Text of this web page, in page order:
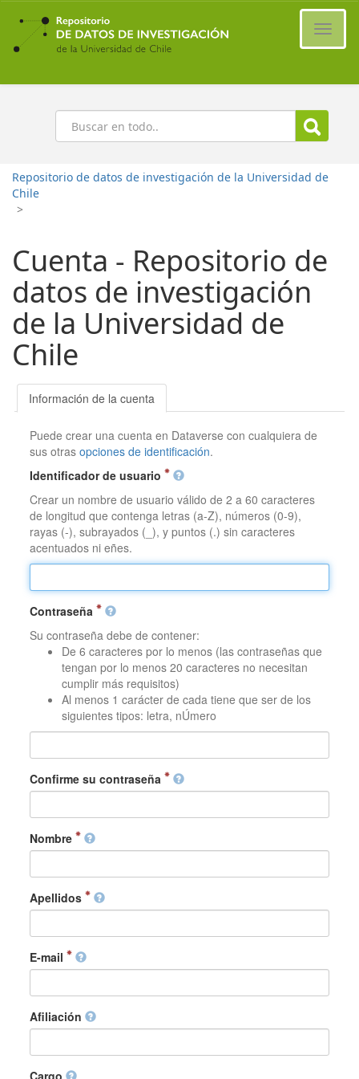
Ir
contenido
principal
Buscar
Repositorio de datos de investigación de la Universidad de
Chile
>
Cuenta - Repositorio de
datos de investigación
de la Universidad de
Chile
Información de la cuenta
Puede crear una cuenta en Dataverse con cualquiera de
sus otrasopciones de identificación.
Identificador de usuario
Crear un nombre de usuario válido de 2 a 60 caracteres
de longitud que contenga letras (a-Z), números (0-9),
rayas (-), subrayados (_), y puntos (.) sin caracteres
acentuados ni eñes.
Contraseña
Su contraseña debe de contener:
De 6 caracteres por lo menos (las contraseñas que
tengan por lo menos 20 caracteres no necesitan
cumplir más requisitos)
Al menos 1 carácter de cada tiene que ser de los
siguientes tipos: letra, nÚmero
Confirme su contraseña
Nombre
Apellidos
E-mail
Afiliación
Cargo